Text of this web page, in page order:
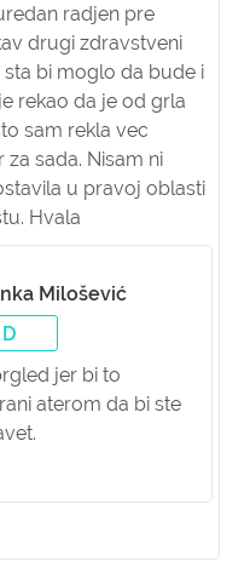
radjen pre
drugi zdravstveni
bi moglo da bude i
rekao da je od grla
sam rekla vec
sada. Nisam ni
u pravoj oblasti
Hvala
Milošević
jer bi to
aterom da bi ste